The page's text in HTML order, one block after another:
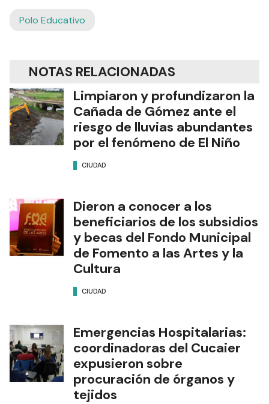
Polo Educativo
NOTAS RELACIONADAS
Limpiaron y profundizaron la
Cañada de Gómez ante el
riesgo de lluvias abundantes
por el fenómeno de El Niño
CIUDAD
Dieron a conocer a los
beneficiarios de los subsidios
y becas del Fondo Municipal
de Fomento a las Artes y la
Cultura
CIUDAD
Emergencias Hospitalarias:
coordinadoras del Cucaier
expusieron sobre
procuración de órganos y
tejidos